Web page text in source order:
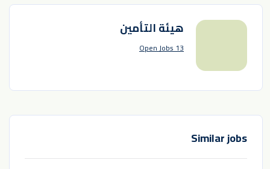
هيئة التأمين
13 Open Jobs
Similar jobs